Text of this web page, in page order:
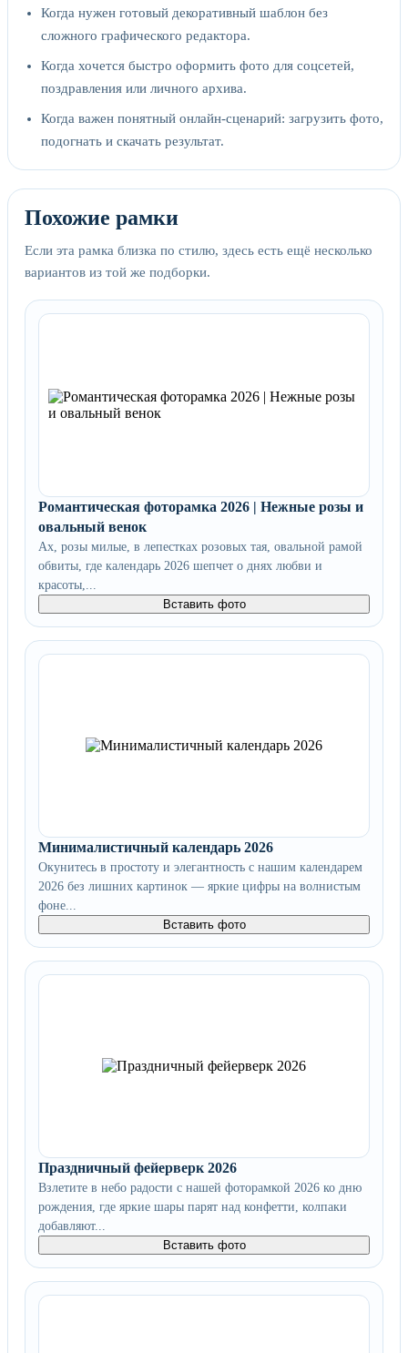
Когда нужен готовый декоративный шаблон без
сложного графического редактора.
Когда хочется быстро оформить фото для соцсетей,
поздравления или личного архива.
Когда важен понятный онлайн-сценарий: загрузить фото,
подогнать и скачать результат.
Похожие рамки
Если эта рамка близка по стилю, здесь есть ещё несколько
вариантов из той же подборки.
Романтическая фоторамка 2026 | Нежные розы и
овальный венок
Ах, розы милые, в лепестках розовых тая, овальной рамой
обвиты, где календарь 2026 шепчет о днях любви и
красоты,...
Вставить фото
Минималистичный календарь 2026
Окунитесь в простоту и элегантность с нашим календарем
2026 без лишних картинок — яркие цифры на волнистым
фоне...
Вставить фото
Праздничный фейерверк 2026
Взлетите в небо радости с нашей фоторамкой 2026 ко дню
рождения, где яркие шары парят над конфетти, колпаки
добавляют...
Вставить фото